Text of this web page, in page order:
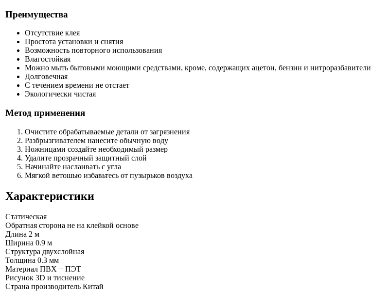
Преимущества
Отсутствие клея
Простота установки и снятия
Возможность повторного использования
Влагостойкая
Можно мыть бытовыми моющими средствами, кроме, содержащих ацетон, бензин и нитроразбавители
Долговечная
С течением времени не отстает
Экологически чистая
Метод применения
Очистите обрабатываемые детали от загрязнения
Разбрызгивателем нанесите обычную воду
Ножницами создайте необходимый размер
Удалите прозрачный защитный слой
Начинайте наслаивать с угла
Мягкой ветошью избавьтесь от пузырьков воздуха
Характеристики
Статическая
Обратная сторона не на клейкой основе
Длина 2 м
Ширина 0.9 м
Структура двухслойная
Толщина 0.3 мм
Материал ПВХ + ПЭТ
Рисунок 3D и тиснение
Страна производитель Китай